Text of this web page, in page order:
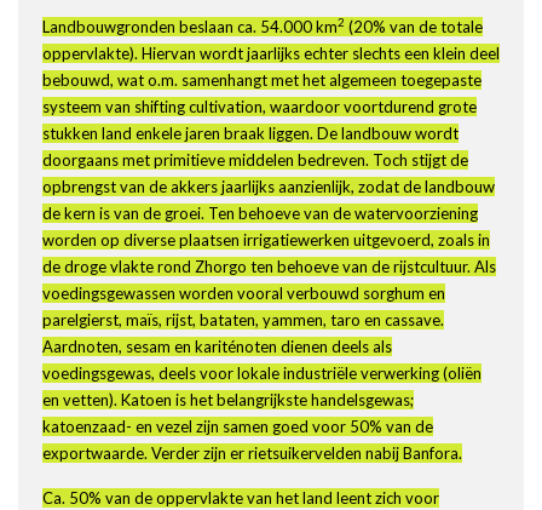
Landbouwgronden beslaan ca. 54.000 km2 (20% van de totale
oppervlakte). Hiervan wordt jaarlijks echter slechts een klein deel
bebouwd, wat o.m. samenhangt met het algemeen toegepaste
systeem van shifting cultivation, waardoor voortdurend grote
stukken land enkele jaren braak liggen. De landbouw wordt
doorgaans met primitieve middelen bedreven. Toch stijgt de
opbrengst van de akkers jaarlijks aanzienlijk, zodat de landbouw
de kern is van de groei. Ten behoeve van de watervoorziening
worden op diverse plaatsen irrigatiewerken uitgevoerd, zoals in
de droge vlakte rond Zhorgo ten behoeve van de rijstcultuur. Als
voedingsgewassen worden vooral verbouwd sorghum en
parelgierst, maïs, rijst, bataten, yammen, taro en cassave.
Aardnoten, sesam en kariténoten dienen deels als
voedingsgewas, deels voor lokale industriële verwerking (oliën
en vetten). Katoen is het belangrijkste handelsgewas;
katoenzaad- en vezel zijn samen goed voor 50% van de
exportwaarde. Verder zijn er rietsuikervelden nabij Banfora.
Ca. 50% van de oppervlakte van het land leent zich voor